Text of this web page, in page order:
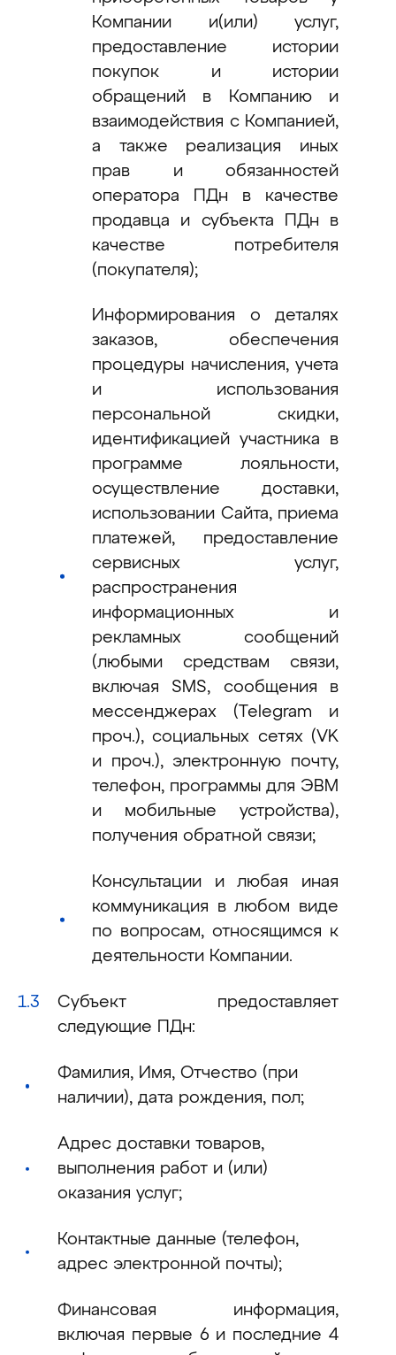
Компании и(или) услуг,
предоставление истории
покупок и истории
обращений в Компанию и
взаимодействия с Компанией,
а также реализация иных
прав и обязанностей
оператора ПДн в качестве
продавца и субъекта ПДн в
качестве потребителя
(покупателя);
Информирования о деталях
заказов, обеспечения
процедуры начисления, учета
и использования
персональной скидки,
идентификацией участника в
программе лояльности,
осуществление доставки,
использовании Сайта, приема
платежей, предоставление
сервисных услуг,
распространения
информационных и
рекламных сообщений
(любыми средствам связи,
включая SMS, сообщения в
мессенджерах (Telegram и
проч.), социальных сетях (VK
и проч.), электронную почту,
телефон, программы для ЭВМ
и мобильные устройства),
получения обратной связи;
Консультации и любая иная
коммуникация в любом виде
по вопросам, относящимся к
деятельности Компании.
Субъект предоставляет
следующие ПДн:
Фамилия, Имя, Отчество (при
наличии), дата рождения, пол;
Адрес доставки товаров,
выполнения работ и (или)
оказания услуг;
Контактные данные (телефон,
адрес электронной почты);
Финансовая информация,
включая первые 6 и последние 4